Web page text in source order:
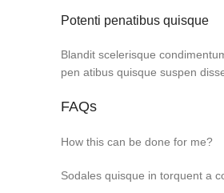
Potenti penatibus quisque
Blandit scelerisque
pen atibus quisque suspen
FAQs
How this can be done for me?
Sodales quisque in torquent a